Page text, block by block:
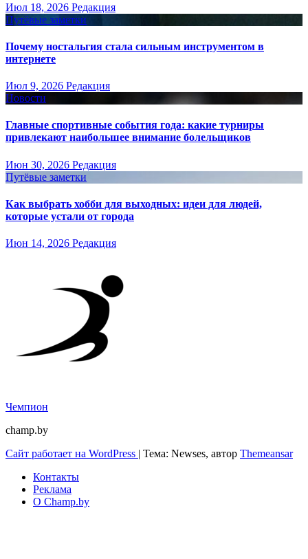
Июл 18, 2026 Редакция
Путёвые заметки
Почему ностальгия стала сильным инструментом в
интернете
Июл 9, 2026 Редакция
Новости
Главные спортивные события года: какие турниры
привлекают наибольшее внимание болельщиков
Июн 30, 2026 Редакция
Путёвые заметки
Как выбрать хобби для выходных: идеи для людей,
которые устали от города
Июн 14, 2026 Редакция
Чемпион
champ.by
Сайт работает на WordPress | Тема: Newses, автор Themeansar
Контакты
Реклама
О Champ.by